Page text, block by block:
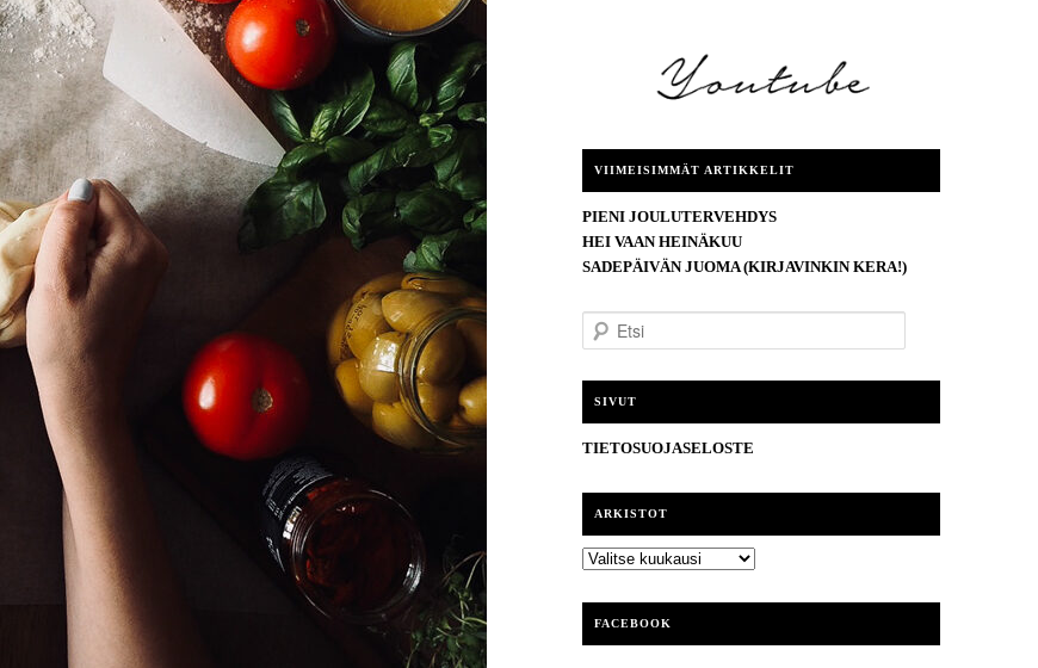
VIIMEISIMMÄT ARTIKKELIT
PIENI JOULUTERVEHDYS
HEI VAAN HEINÄKUU
SADEPÄIVÄN JUOMA (KIRJAVINKIN KERA!)
t
SIVUT
TIETOSUOJASELOSTE
ARKISTOT
ARKISTOT
FACEBOOK